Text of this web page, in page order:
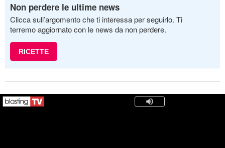
Non perdere le ultime news
Clicca sull’argomento che ti interessa per seguirlo. Ti
terremo aggiornato con le news da non perdere.
RICETTE